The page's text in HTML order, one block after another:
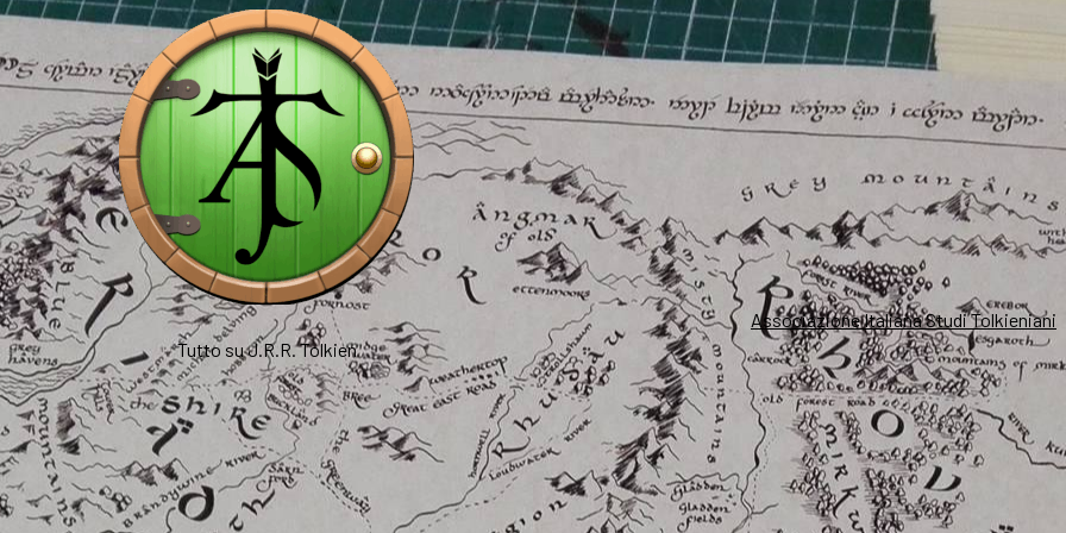
Associazione Italiana Studi Tolkieniani
Tutto su J.R.R. Tolkien